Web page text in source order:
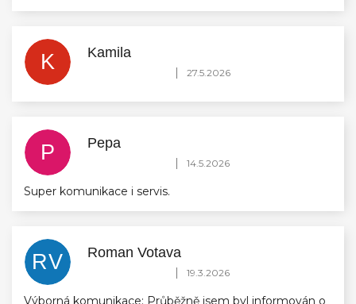
K Kamila
Hodnocení obchodu je 5 z 5 hvězdiček.
| 27.5.2026
P Pepa
Hodnocení obchodu je 5 z 5 hvězdiček.
| 14.5.2026
Super komunikace i servis.
RV Roman Votava
Hodnocení obchodu je 5 z 5 hvězdiček.
| 19.3.2026
Výborná komunikace: Průběžně jsem byl informován o